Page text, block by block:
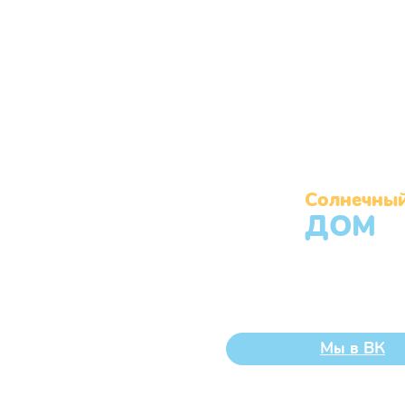
ДОМ
Мы в ВК